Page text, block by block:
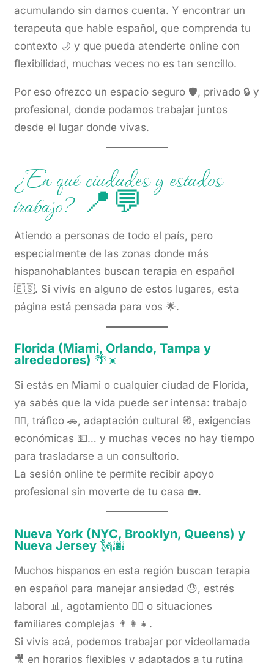
acumulando sin darnos cuenta. Y encontrar un
terapeuta que hable español, que comprenda tu
contexto 🌙 y que pueda atenderte online con
flexibilidad, muchas veces no es tan sencillo.
Por eso ofrezco un espacio seguro 🛡️, privado 🔒 y
profesional, donde podamos trabajar juntos
desde el lugar donde vivas.
¿En qué ciudades y estados
trabajo? 📍💬
Atiendo a personas de todo el país, pero
especialmente de las zonas donde más
hispanohablantes buscan terapia en español
🇪🇸. Si vivís en alguno de estos lugares, esta
página está pensada para vos 🌟.
Florida (Miami, Orlando, Tampa y
alrededores) 🌴☀️
Si estás en Miami o cualquier ciudad de Florida,
ya sabés que la vida puede ser intensa: trabajo
🏃‍♂️, tráfico 🚗, adaptación cultural 🧭, exigencias
económicas 💵… y muchas veces no hay tiempo
para trasladarse a un consultorio.
La sesión online te permite recibir apoyo
profesional sin moverte de tu casa 🏡.
Nueva York (NYC, Brooklyn, Queens) y
Nueva Jersey 🗽🌆
Muchos hispanos en esta región buscan terapia
en español para manejar ansiedad 😓, estrés
laboral 📊, agotamiento 😮‍💨 o situaciones
familiares complejas 👨‍👩‍👧.
Si vivís acá, podemos trabajar por videollamada
🎥 en horarios flexibles y adaptados a tu rutina